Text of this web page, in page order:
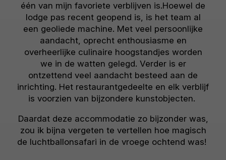
één van mijn favoriete verblijven is.Hoewel de
lodge pas recent geopend is, is het team al
een geoliede machine. Met veel persoonlijke
aandacht, oprecht enthousiasme en
overheerlijke culinaire hoogstandjes worden
we in de watten gelegd. Verder is er
ontzettend veel aandacht besteed aan de
inrichting. Het restaurantgedeelte en elk verblijf
is voorzien van bijzondere kunstobjecten.
Daardat deze accommodatie zo bijzonder was,
zou ik bijna vergeten te vertellen hoe magisch
de luchtballonsafari in de vroege ochtend was!